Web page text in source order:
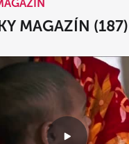
MAGAZÍN (187)